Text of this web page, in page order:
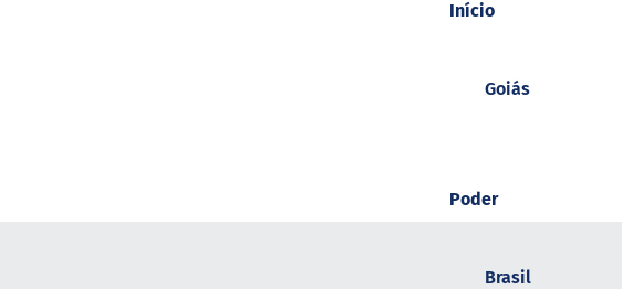
Goiás
Brasil
Início
Poder